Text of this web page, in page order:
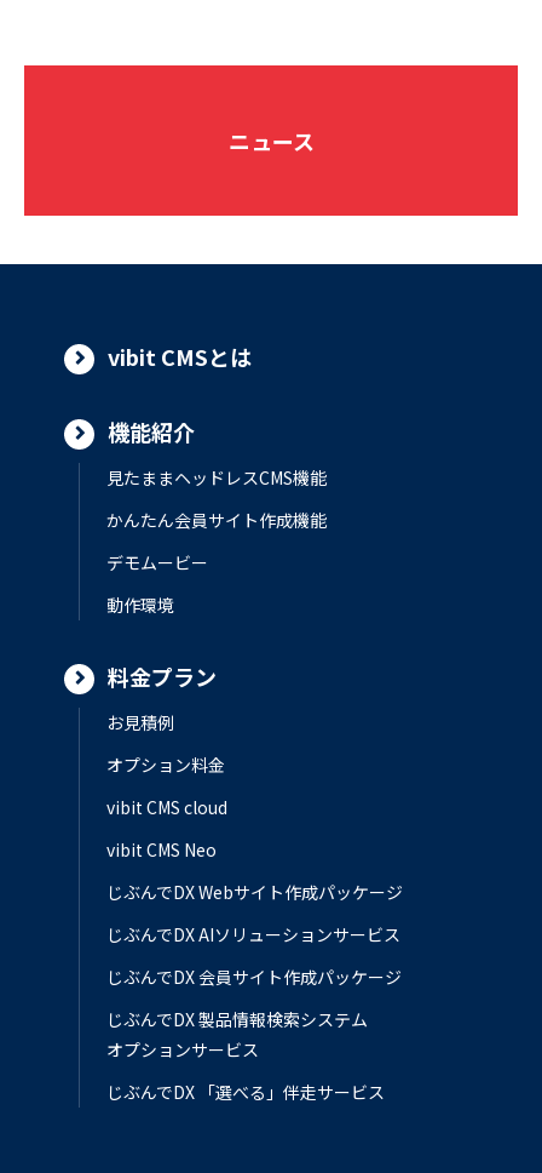
ニュース
vibit CMSとは
機能紹介
見たままヘッドレスCMS機能
かんたん会員サイト作成機能
デモムービー
動作環境
料金プラン
お見積例
オプション料金
vibit CMS cloud
vibit CMS Neo
じぶんでDX Webサイト作成パッケージ
じぶんでDX AIソリューションサービス
じぶんでDX 会員サイト作成パッケージ
じぶんでDX 製品情報検索システム
オプションサービス
じぶんでDX 「選べる」伴走サービス